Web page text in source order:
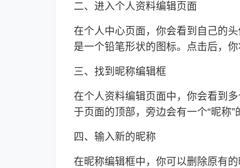
二、进入个人资料编辑页面
在个人中心页面，你会看到自己的
是一个铅笔形状的图标。点击后，你
三、找到昵称编辑框
在个人资料编辑页面中，你会看到
于页面的顶部，旁边会有一个“昵称
四、输入新的昵称
在昵称编辑框中，你可以删除原有